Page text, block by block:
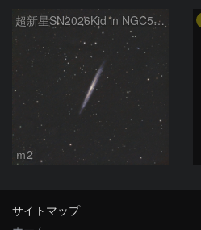
超新星SN2026Kid in NGC5907
ｍ2
サイトマップ